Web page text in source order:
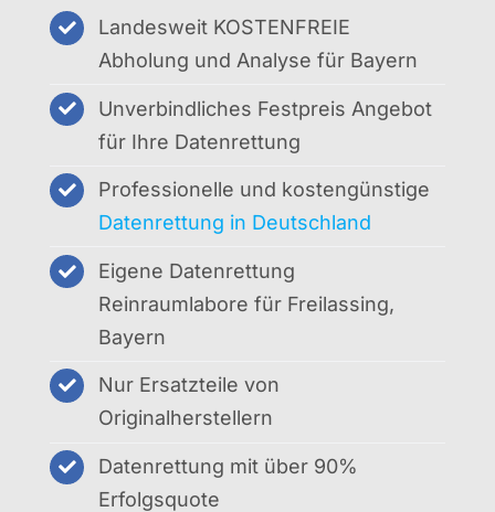
Landesweit KOSTENFREIE
Abholung und Analyse für Bayern
Unverbindliches Festpreis Angebot
für Ihre Datenrettung
Professionelle und kostengünstige
Datenrettung in Deutschland
Eigene Datenrettung
Reinraumlabore für Freilassing,
Bayern
Nur Ersatzteile von
Originalherstellern
Datenrettung mit über 90%
Erfolgsquote